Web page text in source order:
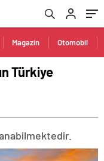
Magazin Otomobil
Türkiye